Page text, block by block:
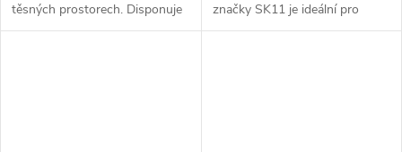
těsných prostorech. Disponuje
rychloupínacím mechanismem.
značky SK11 je ideální pro
šrouby a matice. Tato sada